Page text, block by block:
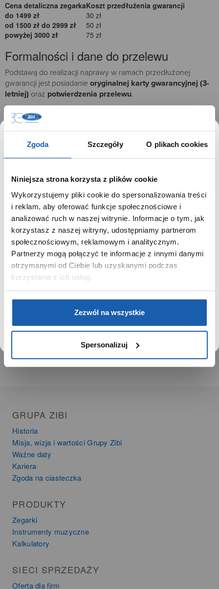
Zgoda Szczegóły O plikach cookies
Niniejsza strona korzysta z plików cookie
Wykorzystujemy pliki cookie do spersonalizowania treści
i reklam, aby oferować funkcje społecznościowe i
analizować ruch w naszej witrynie. Informacje o tym, jak
korzystasz z naszej witryny, udostępniamy partnerom
społecznościowym, reklamowym i analitycznym.
Partnerzy mogą połączyć te informacje z innymi danymi
otrzymanymi od Ciebie lub uzyskanymi podczas
korzystania z ich usług.
Zezwól na wszystkie
Spersonalizuj
Cena detaliczna zegarkaKoszt przedłużenia gwarancji
do 1499 zł
30 zł
od 1500 zł do 2999 zł
50 zł
powyżej 3000 zł
75 zł
Formalności i dane do przelewu
Podstawą do realizacji naprawy w ramach przedłużonej
gwarancji jest posiadanie oryginalnej karty gwarancyjnej (3-
letniej) oraz potwierdzenia przelewu.
Odbiorca:
Tytuł przelewu:Wpiszmodel zegarka(znajdziesz go na
GRUPA ZIBI
Historia
Misja, wizja i wartości Grupy Zibi
Ważne daty
Kariera
Zgoda na ciasteczka
PRODUKTY
Zegarki
Instrumenty muzyczne
Kalkulatory
SIECI SPRZEDAŻY
Oferta dla firm
SZANOWNY UŻYTKOWNIKU,
SZANOWNA UŻYTKOWNICZKO
Używamy plików cookie w celach analitycznych,
statystycznych i marketingowych, w tym aby analizować
ruch w tej witrynie, optymalizować jej działanie oraz
zapamiętywać Twoje preferencje.